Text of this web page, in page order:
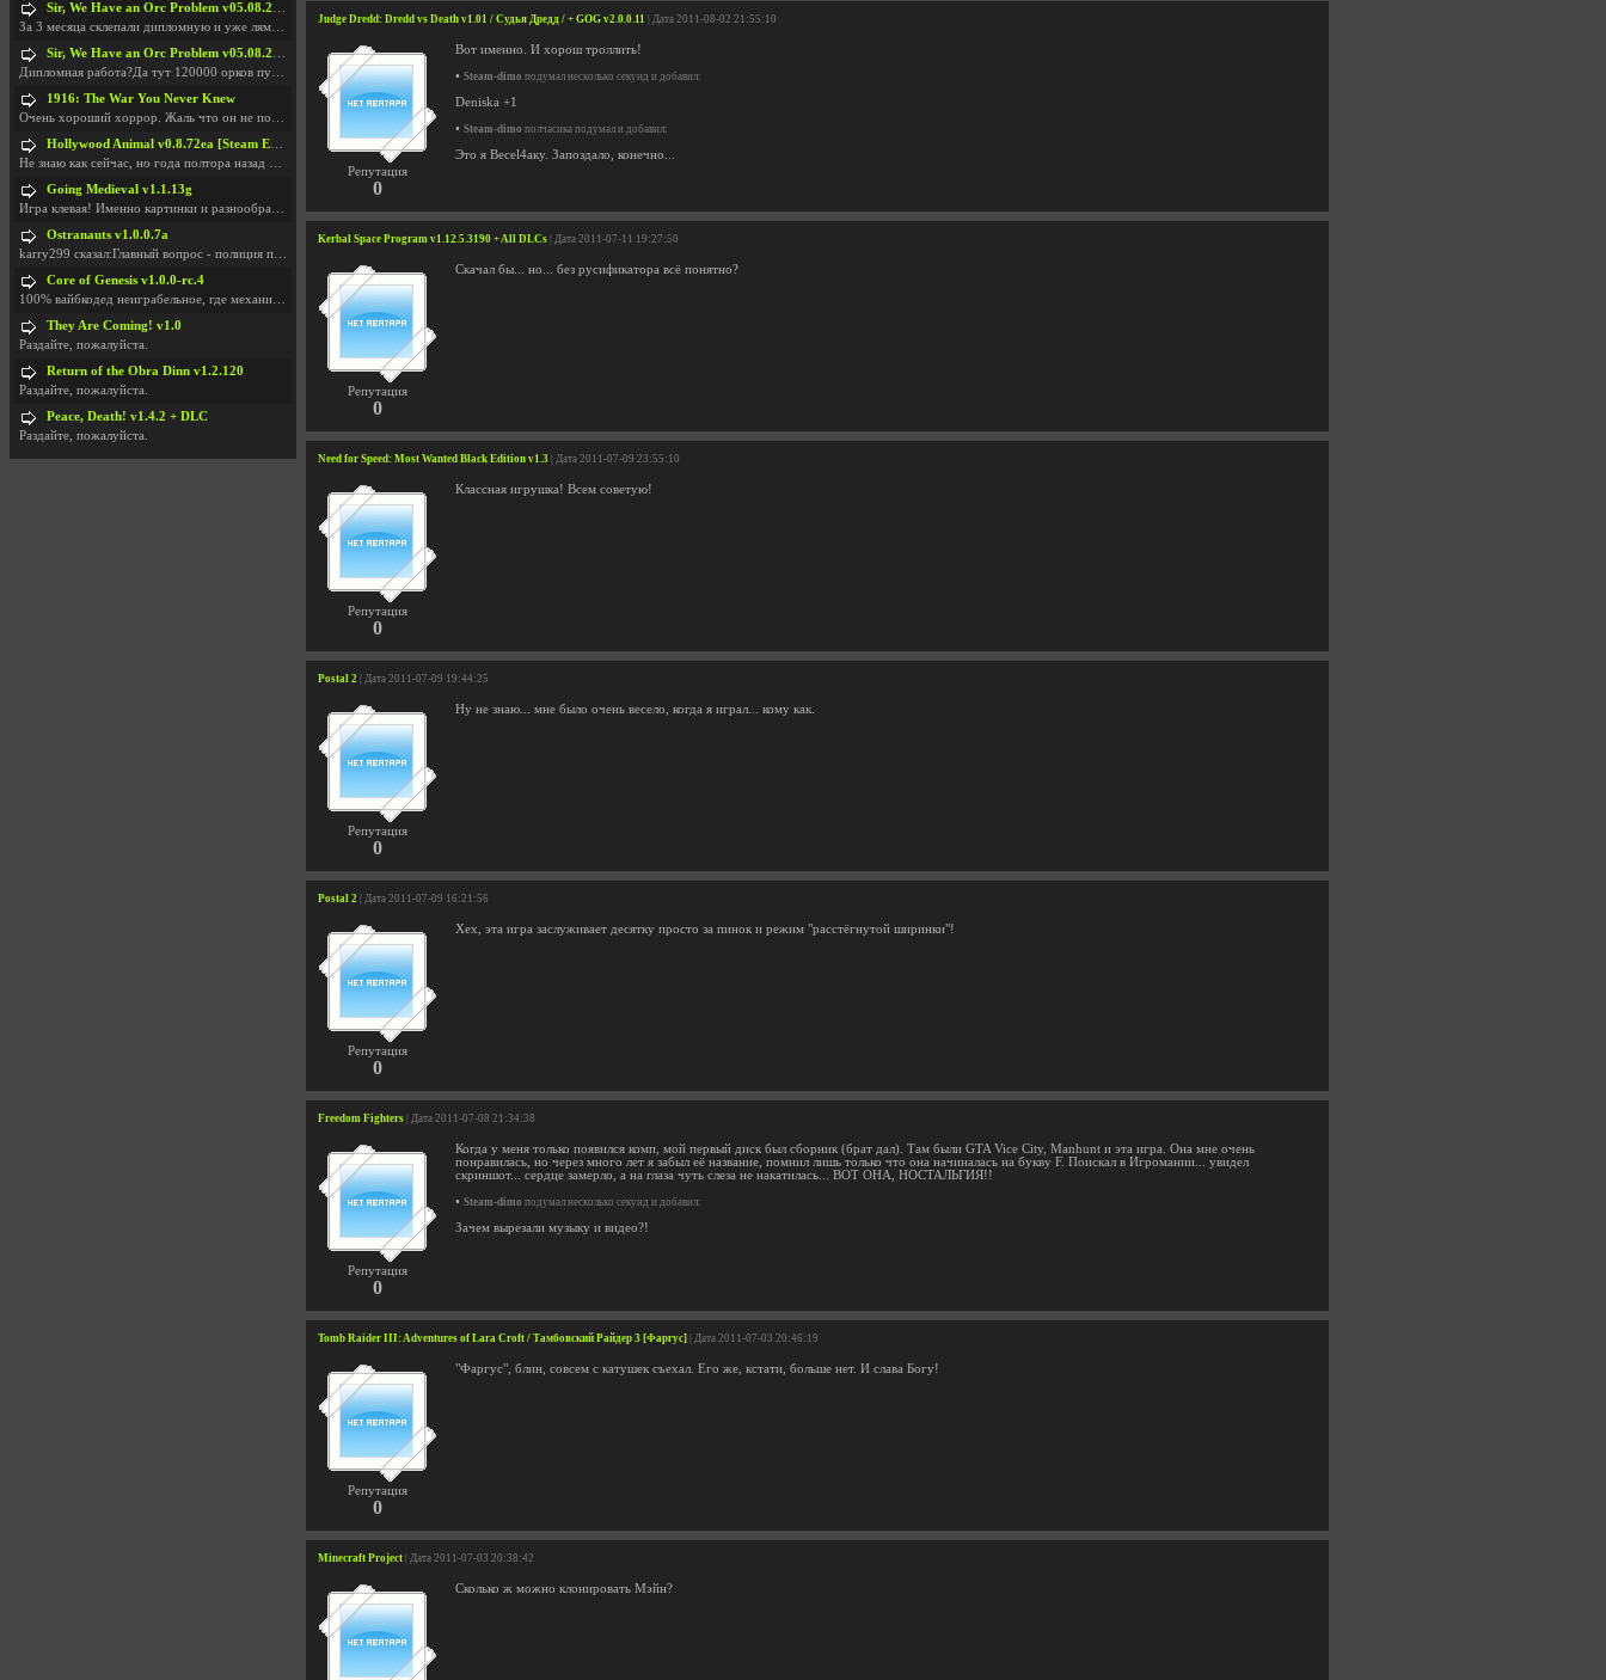
Judge Dredd: Dredd vs Death v1.01 / Судья Дредд / + GOG v2.0.0.11 | Дата 2011-08-02 21:55:10
Репутация
0
Вот именно. И хорош троллить!
• Steam-dimo подумал несколько секунд и добавил:
Deniska +1
• Steam-dimo полчасика подумал и добавил:
Это я Весеl4аку. Запоздало, конечно...
Kerbal Space Program v1.12.5.3190 + All DLCs | Дата 2011-07-11 19:27:50
Репутация
0
Скачал бы... но... без русификатора всё понятно?
Need for Speed: Most Wanted Black Edition v1.3 | Дата 2011-07-09 23:55:10
Репутация
0
Классная игрушка! Всем советую!
Postal 2 | Дата 2011-07-09 19:44:25
Репутация
0
Ну не знаю... мне было очень весело, когда я играл... кому как.
Postal 2 | Дата 2011-07-09 16:21:56
Репутация
0
Хех, эта игра заслуживает десятку просто за пинок и режим "расстёгнутой ширинки"!
Freedom Fighters | Дата 2011-07-08 21:34:38
Репутация
0
Когда у меня только появился комп, мой первый диск был сборник (брат дал). Там были GTA Vice City, Manhunt и эта игра. Она мне очень
понравилась, но через много лет я забыл её название, помнил лишь только что она начиналась на букву F. Поискал в Игромании... увидел
скриншот... сердце замерло, а на глаза чуть слеза не накатилась... ВОТ ОНА, НОСТАЛЬГИЯ!!
• Steam-dimo подумал несколько секунд и добавил:
Зачем вырезали музыку и видео?!
Tomb Raider III: Adventures of Lara Croft / Тамбовский Райдер 3 [Фаргус] | Дата 2011-07-03 20:46:19
Репутация
0
"Фаргус", блин, совсем с катушек съехал. Его же, кстати, больше нет. И слава Богу!
Minecraft Project | Дата 2011-07-03 20:38:42
Сколько ж можно клонировать Мэйн?
Sir, We Have an Orc Problem v05.08.2026
За 3 месяца склепали дипломную и уже лям двести ба
Sir, We Have an Orc Problem v05.08.2026
Дипломная работа?Да тут 120000 орков путь выбирают
1916: The War You Never Knew
Очень хороший хоррор. Жаль что он не получил должн
Hollywood Animal v0.8.72ea [Steam Early Access]
Не знаю как сейчас, но года полтора назад игра был
Going Medieval v1.1.13g
Игра клевая! Именно картинки и разнообразия в стро
Ostranauts v1.0.0.7a
karry299 сказал:Главный вопрос - полиция по-прежне
Core of Genesis v1.0.0-rc.4
100% вайбкодед неиграбельное, где механики знает т
They Are Coming! v1.0
Раздайте, пожалуйста.
Return of the Obra Dinn v1.2.120
Раздайте, пожалуйста.
Peace, Death! v1.4.2 + DLC
Раздайте, пожалуйста.